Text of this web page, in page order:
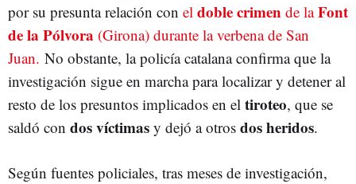
por su presunta relación con el doble crimen de laFont
de la Pólvora (Girona) durante la verbena de San
Juan. No obstante, la policía catalana confirma que la
investigación sigue en marcha para localizar y detener al
resto de los presuntos implicados en el tiroteo, que se
saldó con dos víctimas y dejó a otros dos heridos.
Según fuentes policiales, tras meses de investigación,